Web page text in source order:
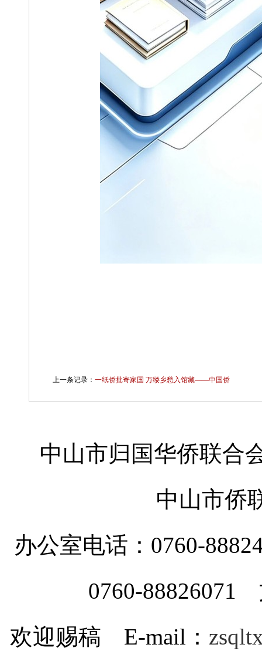
上一条记录： 一纸侨批寄家国 万缕乡愁入馆藏——中国侨
中山市归国华侨联合
中山市侨
办公室电话：0760-
0760-88826071
欢迎赐稿 E-mail：